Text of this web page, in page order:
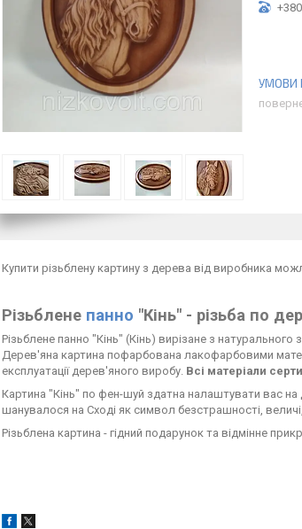
Купити різьблену картину з дерева від виробника
Різьблене панно "Кінь" - різьба по
Різьблене панно "Кінь" (Кінь) вирізане з натурального
Дерев'яна картина пофарбована лакофарбовими
експлуатації дерев'яного виробу. Всі матеріали
Картина "Кінь" по фен-шуй здатна налаштувати вас на
шанувалося на Сході як символ безстрашності, величі,
Різьблена картина - гідний подарунок та відмінне